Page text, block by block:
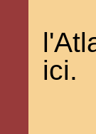
ici.